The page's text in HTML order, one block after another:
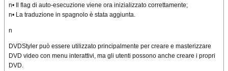
n• Il flag di auto-esecuzione viene ora inizializzato correttamente;
n• La traduzione in spagnolo è stata aggiunta.
n
DVDStyler può essere utilizzato principalmente per creare e masterizzare
DVD video con menu interattivi, ma gli utenti possono anche creare i propri
DVD.